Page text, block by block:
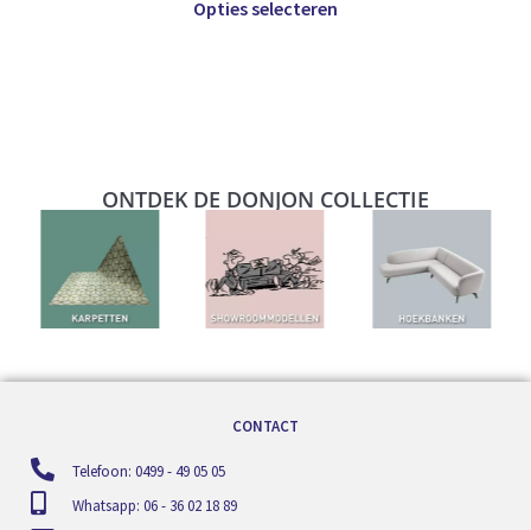
Opties selecteren
ONTDEK DE DONJON COLLECTIE
CONTACT
Telefoon: 0499 - 49 05 05
Whatsapp: 06 - 36 02 18 89